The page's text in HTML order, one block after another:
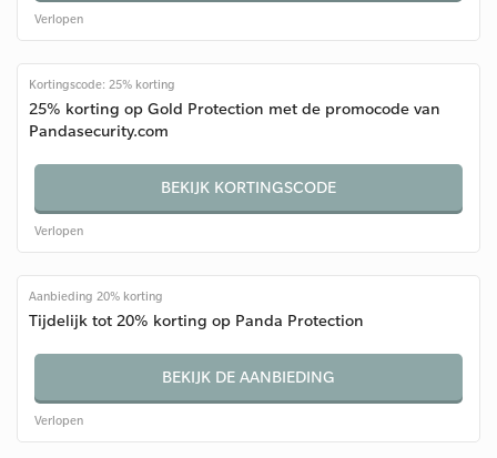
Verlopen
Kortingscode: 25% korting
25% korting op Gold Protection met de promocode van
Pandasecurity.com
BEKIJK KORTINGSCODE
Verlopen
Aanbieding 20% korting
Tijdelijk tot 20% korting op Panda Protection
BEKIJK DE AANBIEDING
Verlopen